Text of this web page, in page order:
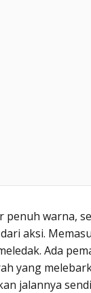
warna,
aksi.
Ada
yang
jalannya